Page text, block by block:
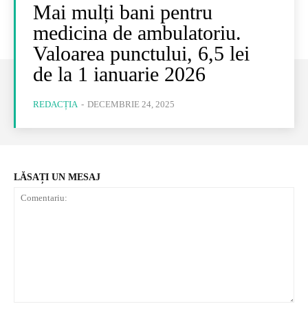
Mai mulți bani pentru
medicina de ambulatoriu.
Valoarea punctului, 6,5 lei
de la 1 ianuarie 2026
REDACȚIA - DECEMBRIE 24, 2025
LĂSAȚI UN MESAJ